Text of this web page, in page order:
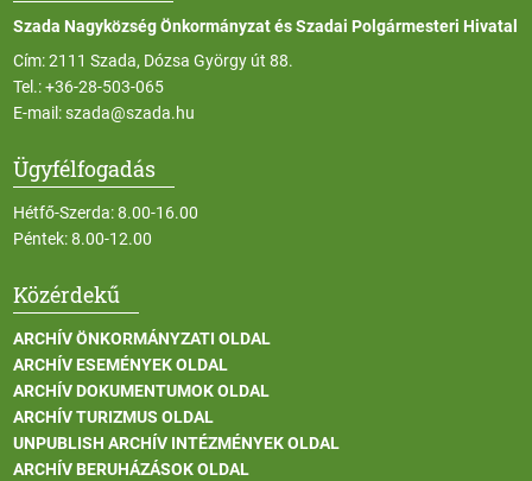
Szada Nagyközség Önkormányzat és Szadai Polgármesteri Hivatal
Cím: 2111 Szada, Dózsa György út 88.
Tel.:+36-28-503-065
E-mail:szada@szada.hu
Ügyfélfogadás
Hétfő-Szerda: 8.00-16.00
Péntek: 8.00-12.00
Közérdekű
ARCHÍV ÖNKORMÁNYZATI OLDAL
ARCHÍV ESEMÉNYEK OLDAL
ARCHÍV DOKUMENTUMOK OLDAL
ARCHÍV TURIZMUS OLDAL
UNPUBLISH ARCHÍV INTÉZMÉNYEK OLDAL
ARCHÍV BERUHÁZÁSOK OLDAL